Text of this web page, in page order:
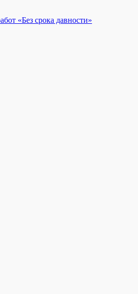
«Без срока давности»